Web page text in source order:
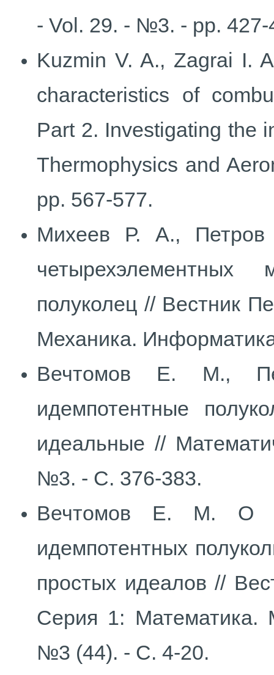
- Vol. 29. - №3. - pp. 427-
Kuzmin V. A., Zagrai I.
characteristics of
Part 2. Investigating the
Thermophysics and
pp. 567-577.
Михеев Р. А., Петров
четырехэлементных
полуколец // Вестник
Механика.
Вечтомов Е. М.,
идемпотентные
идеальные //
№3. - С. 376-383.
Вечтомов Е. М. О
идемпотентных
простых идеалов //
Серия 1: Математика.
№3 (44). - С. 4-20.